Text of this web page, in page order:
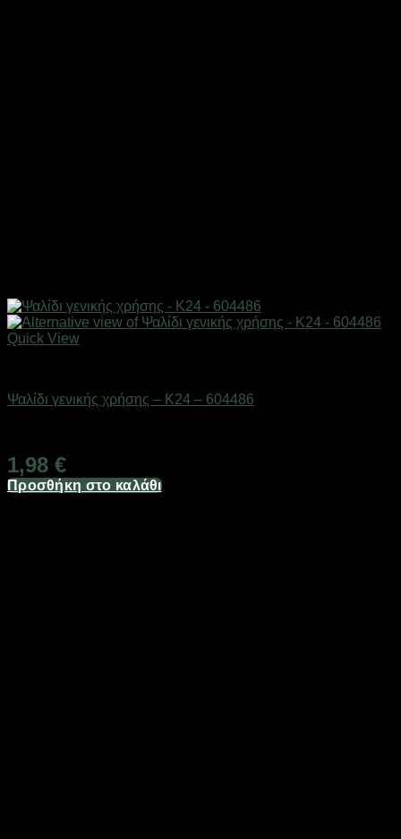
Quick View
Ψαλίδι γενικής χρήσης – K24 – 604486
1,98 €
Προσθήκη στο καλάθι